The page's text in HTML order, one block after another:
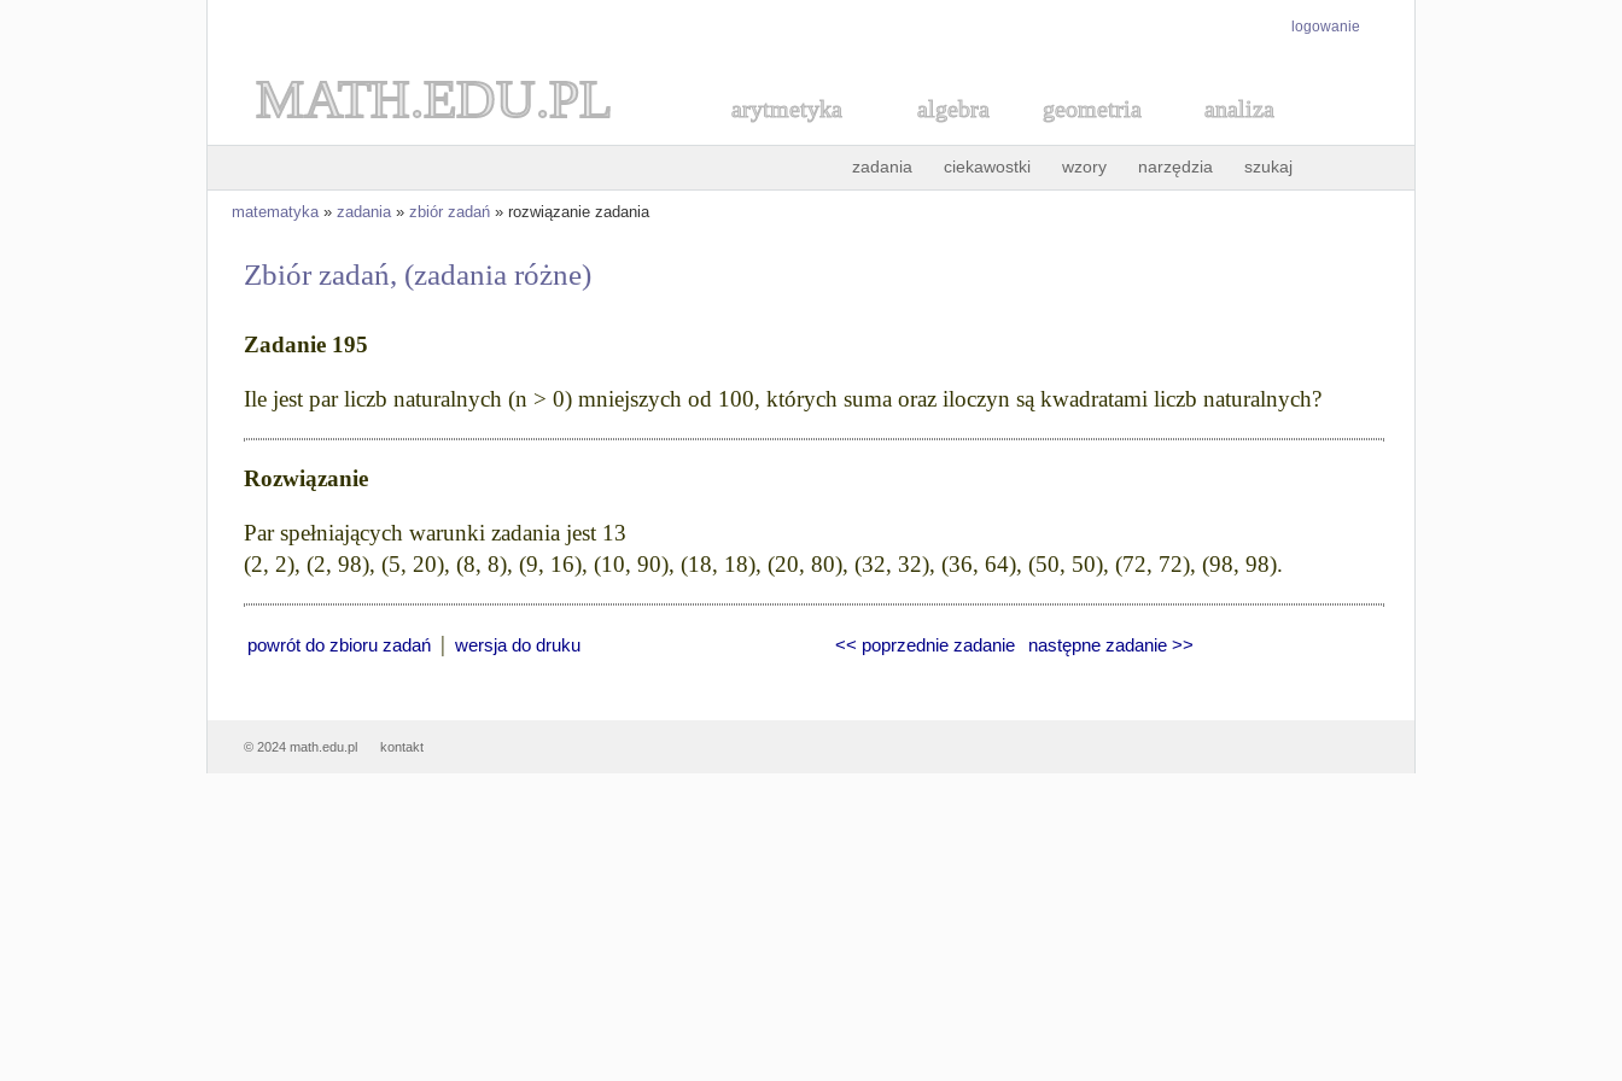
logowanie
MATH.EDU.PL arytmetyka algebra geometria analiza
zadania ciekawostki wzory narzędzia szukaj
matematyka» zadania» zbiór zadań » rozwiązanie zadania
Zbiór zadań, (zadania różne)
Zadanie 195
Ile jest par liczb naturalnych (n > 0) mniejszych od 100, których suma oraz iloczyn są kwadratami liczb naturalnych?
Rozwiązanie
Par spełniających warunki zadania jest 13
(2, 2), (2, 98), (5, 20), (8, 8), (9, 16), (10, 90), (18, 18), (20, 80), (32, 32), (36, 64), (50, 50), (72, 72), (98, 98).
powrót do zbioru zadań | wersja do druku << poprzednie zadanie następne zadanie >>
© 2024 math.edu.pl kontakt